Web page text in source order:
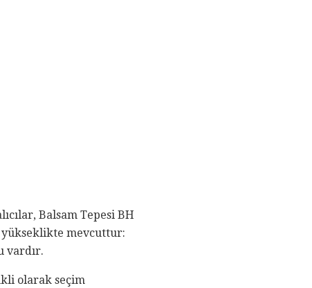
Balsam Tepesi BH
yükseklikte mevcuttur:
vardır.
olarak seçim